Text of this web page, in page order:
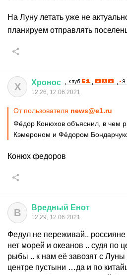
На Луну летать уже не
планируем отправлять
Х Хронос
12:26, 12.06.2021
От пользователя news@e1.ru
Фёдор Конюхов объяснил, в чем
Кэмероном и Фёдором
Конюх федоров
В Вредный Енот
12:29, 12.06.2021
Федул не переживай..
нет морей и океанов .. судя по
рыбы .. к нам её завозят с
центре пустыни …да и по